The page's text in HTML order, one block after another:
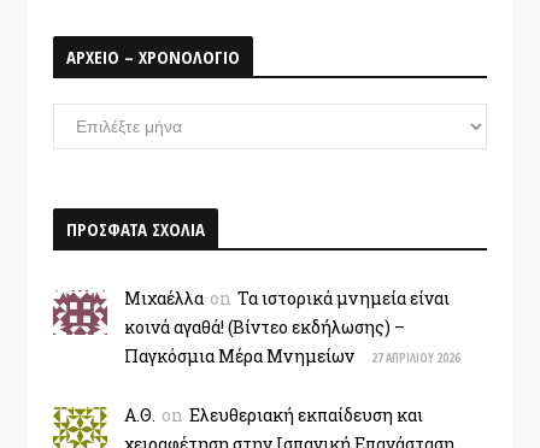
ΑΡΧΕΙΟ – ΧΡΟΝΟΛΟΓΙΟ
ΑΡΧΕΙΟ
–
ΠΡΟΣΦΑΤΑ ΣΧΟΛΙΑ
Μιχαέλλα on Τα ιστορικά μνημεία είναι
κοινά αγαθά! (Βίντεο εκδήλωσης) –
Παγκόσμια Μέρα Μνημείων
27 ΑΠΡΙΛΊΟΥ 2026
Α.Θ. on Ελευθεριακή εκπαίδευση και